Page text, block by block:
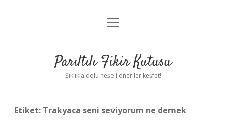
Anasayfa
Yasal Uyarı
menüyü
Parıltılı Fikir Kutusu
Şıklıkla dolu neşeli öneriler keşfet!
Etiket: Trakyaca seni seviyorum ne demek